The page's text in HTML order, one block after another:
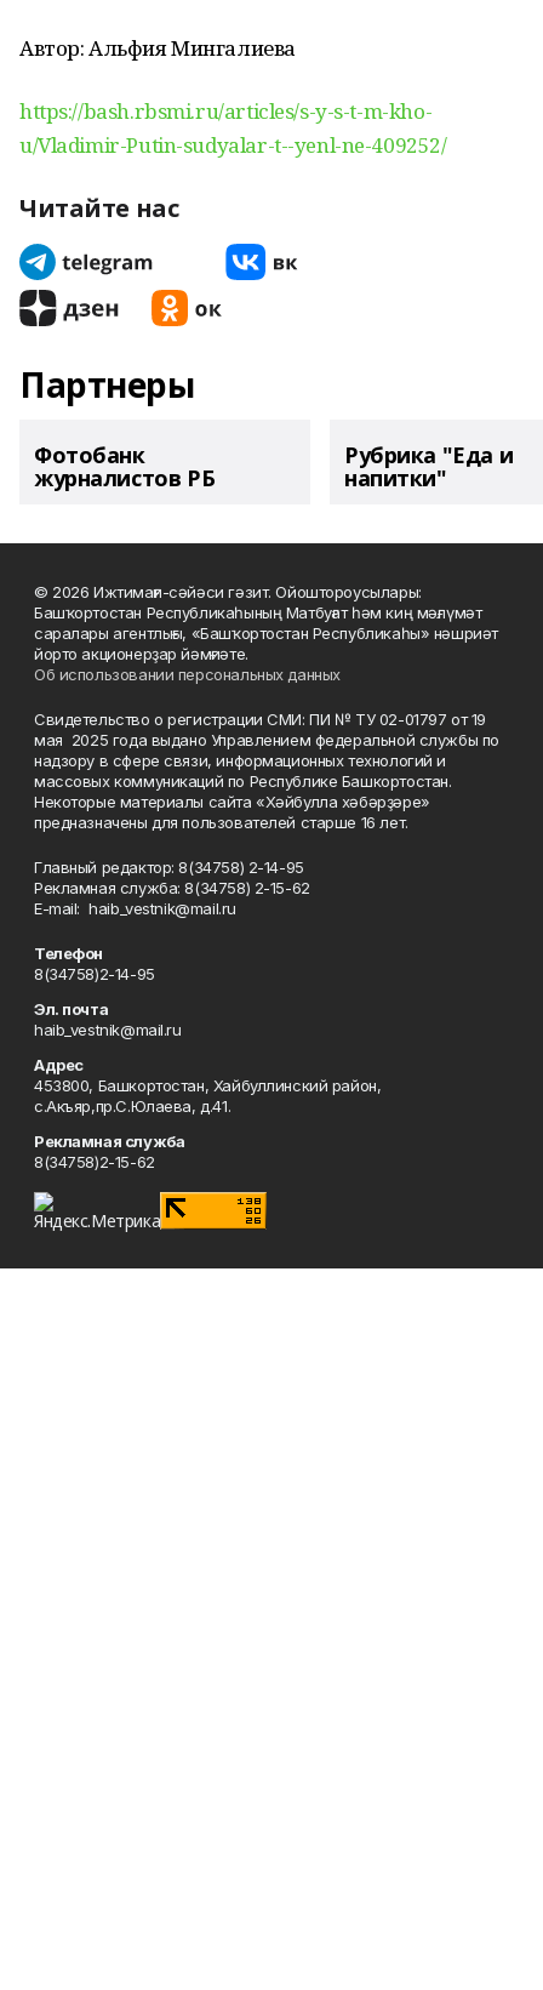
Автор: Альфия Мингалиева
https://bash.rbsmi.ru/articles/s-y-s-t-m-kho-
u/Vladimir-Putin-sudyalar-t--yenl-ne-409252/
Читайте нас
Партнеры
Фотобанк
журналистов РБ
Рубрика "Еда и
напитки"
© 2026 Ижтимағи-сәйәси гәзит. Ойоштороусылары:
Башҡортостан Республикаһының Матбуғат һәм киң мәғлүмәт
саралары агентлығы, «Башҡортостан Республикаһы» нәшриәт
йорто акционерҙар йәмғиәте.
Об использовании персональных данных
Свидетельство о регистрации СМИ: ПИ № ТУ 02-01797 от 19
мая 2025 года выдано Управлением федеральной службы по
надзору в сфере связи, информационных технологий и
массовых коммуникаций по Республике Башкортостан.
Некоторые материалы сайта «Хәйбулла хәбәрҙәре»
предназначены для пользователей старше 16 лет.
Главный редактор: 8(34758) 2-14-95
Рекламная служба: 8(34758) 2-15-62
Е-mаil: haib_vestnik@mail.ru
Телефон
8(34758)2-14-95
Эл. почта
haib_vestnik@mail.ru
Адрес
453800, Башкортостан, Хайбуллинский район,
с.Акъяр,пр.С.Юлаева, д.41.
Рекламная служба
8(34758)2-15-62